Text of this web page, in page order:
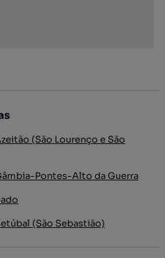
(São Lourenço e São
Pontes-Alto da Guerra
(São Sebastião)